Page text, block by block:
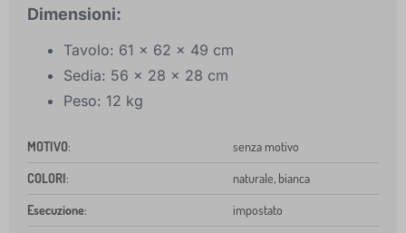
Dimensioni:
Tavolo: 61 x 62 x 49 cm
Sedia: 56 x 28 x 28 cm
Peso: 12 kg
MOTIVO: senza motivo
COLORI: naturale, bianca
Esecuzione: impostato